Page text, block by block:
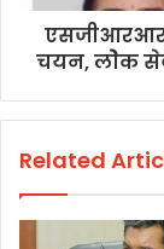
एसजीआरआरयू
चयन, लोेक
Related